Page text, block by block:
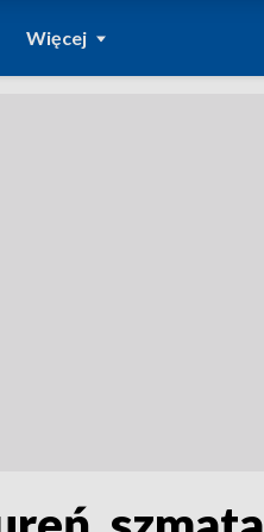
Więcej